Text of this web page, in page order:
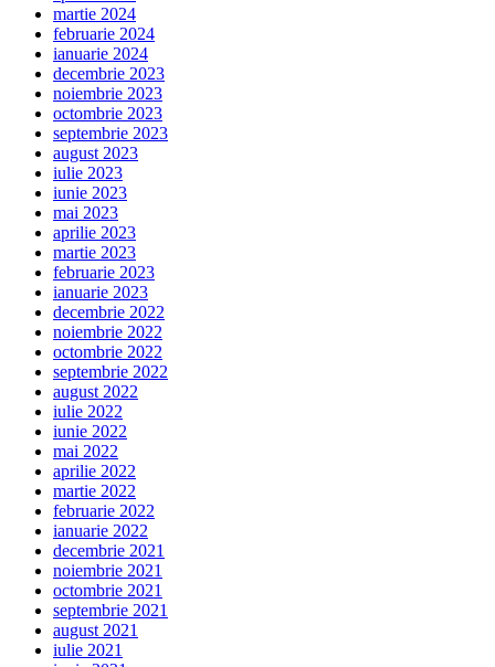
martie 2024
februarie 2024
ianuarie 2024
decembrie 2023
noiembrie 2023
octombrie 2023
septembrie 2023
august 2023
iulie 2023
iunie 2023
mai 2023
aprilie 2023
martie 2023
februarie 2023
ianuarie 2023
decembrie 2022
noiembrie 2022
octombrie 2022
septembrie 2022
august 2022
iulie 2022
iunie 2022
mai 2022
aprilie 2022
martie 2022
februarie 2022
ianuarie 2022
decembrie 2021
noiembrie 2021
octombrie 2021
septembrie 2021
august 2021
iulie 2021